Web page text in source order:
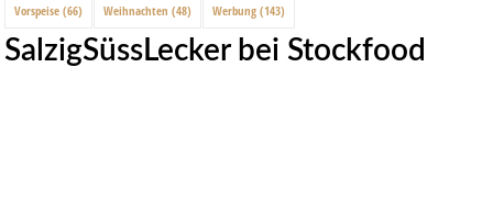
Vorspeise (66) Weihnachten (48) Werbung (143)
SalzigSüssLecker bei Stockfood